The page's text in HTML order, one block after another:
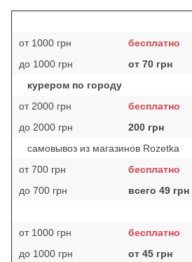
от 1000 грн
бесплатно
до 1000 грн
от 70 грн
курером по городу
от 2000 грн
бесплатно
до 2000 грн
200 грн
самовывоз из магазинов Rozetka
от 700 грн
бесплатно
до 700 грн
всего 49 грн
от 1000 грн
бесплатно
до 1000 грн
от 45 грн